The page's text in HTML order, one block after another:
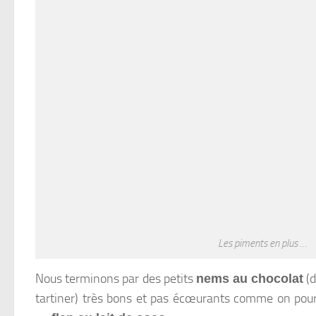
Les piments en plus …
Nous terminons par des petits nems au chocolat
tartiner) très bons et pas écœurants comme on